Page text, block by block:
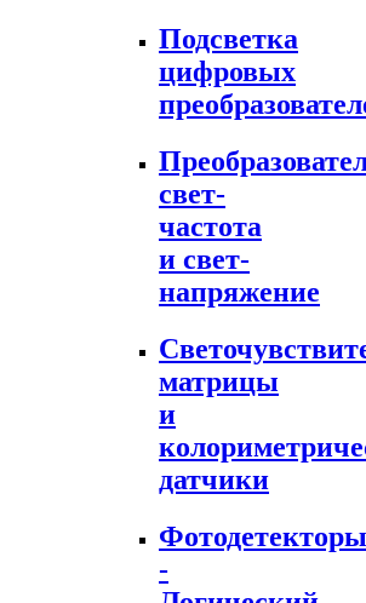
Подсветка
цифровых
свет-
частота
и свет-
напряжение
матрицы
и
датчики
Фотодетекторы
-